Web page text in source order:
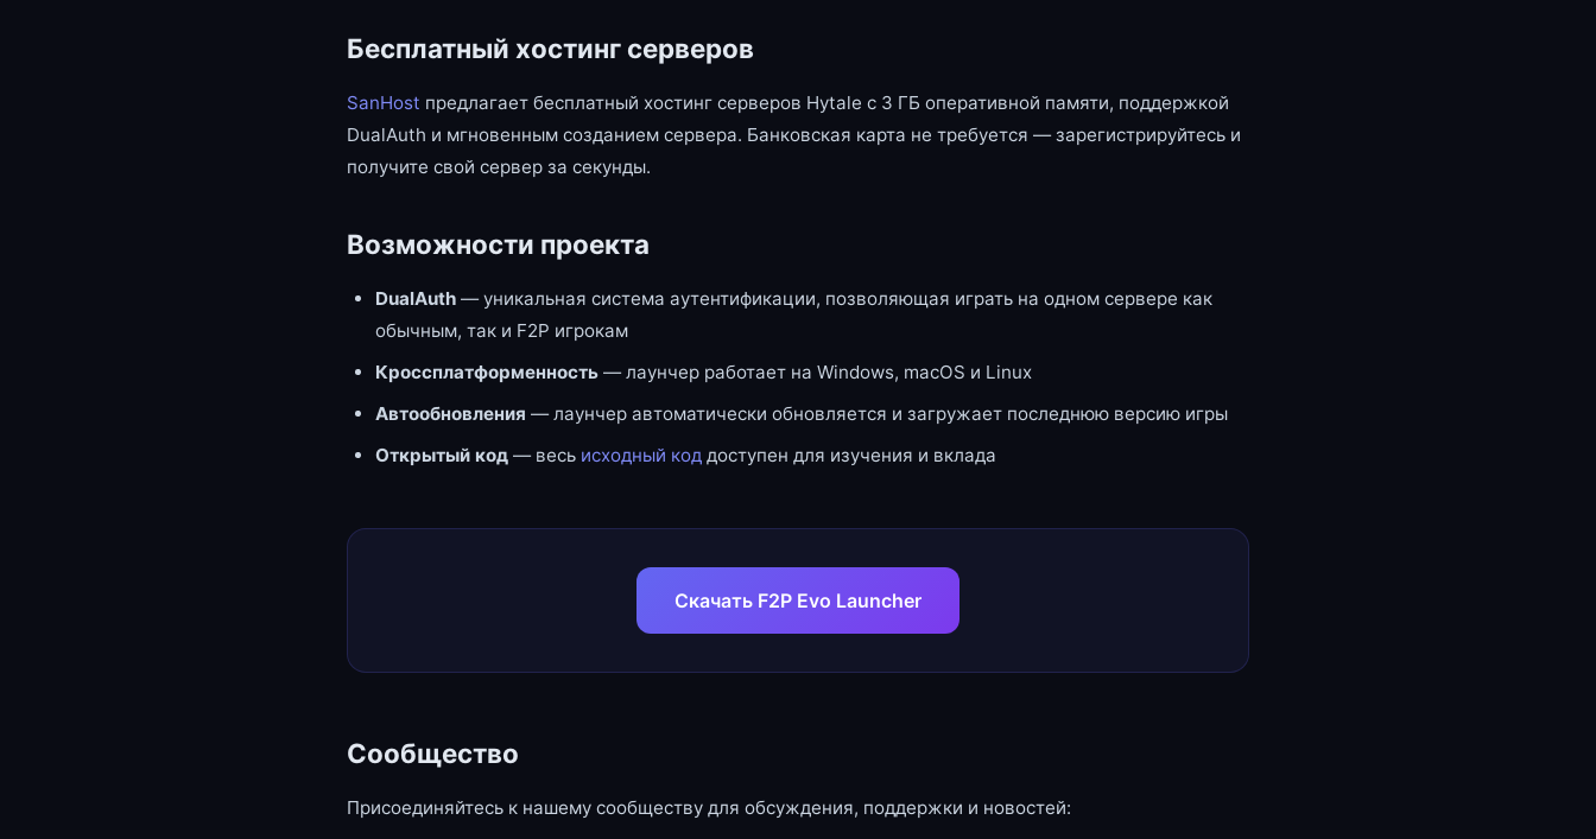
Бесплатный хостинг серверов
SanHost предлагает бесплатный хостинг серверов Hytale с 3 ГБ оперативной памяти, поддержкой
DualAuth и мгновенным созданием сервера. Банковская карта не требуется — зарегистрируйтесь и
получите свой сервер за секунды.
Возможности проекта
DualAuth — уникальная система аутентификации, позволяющая играть на одном сервере как
обычным, так и F2P игрокам
Кроссплатформенность — лаунчер работает на Windows, macOS и Linux
Автообновления — лаунчер автоматически обновляется и загружает последнюю версию игры
Открытый код — весь исходный код доступен для изучения и вклада
Скачать F2P Evo Launcher
Сообщество
Присоединяйтесь к нашему сообществу для обсуждения, поддержки и новостей: